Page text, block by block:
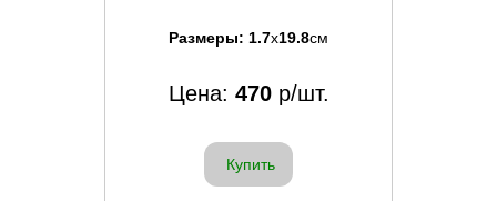
Размеры: 1.7x19.8см
Цена: 470р/шт.
Купить